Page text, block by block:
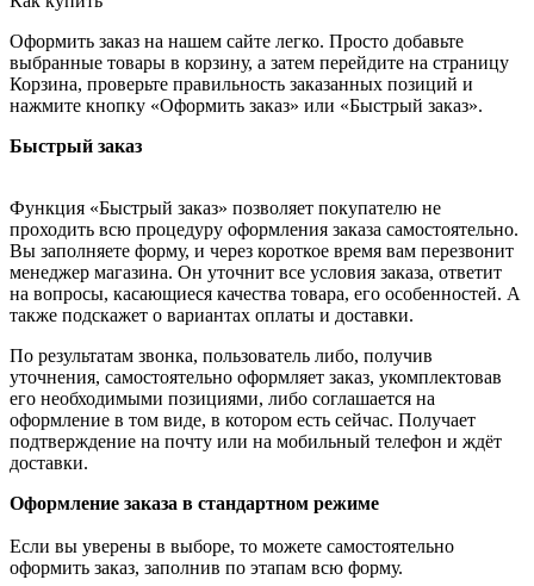
Оформить заказ на нашем сайте легко. Просто добавьте
выбранные товары в корзину, а затем перейдите на страницу
Корзина, проверьте правильность заказанных позиций и
нажмите кнопку «Оформить заказ» или «Быстрый заказ».
Быстрый заказ
Функция «Быстрый заказ» позволяет покупателю не
проходить всю процедуру оформления заказа самостоятельно.
Вы заполняете форму, и через короткое время вам перезвонит
менеджер магазина. Он уточнит все условия заказа, ответит
на вопросы, касающиеся качества товара, его особенностей. А
также подскажет о вариантах оплаты и доставки.
По результатам звонка, пользователь либо, получив
уточнения, самостоятельно оформляет заказ, укомплектовав
его необходимыми позициями, либо соглашается на
оформление в том виде, в котором есть сейчас. Получает
подтверждение на почту или на мобильный телефон и ждёт
доставки.
Оформление заказа в стандартном режиме
Если вы уверены в выборе, то можете самостоятельно
оформить заказ, заполнив по этапам всю форму.